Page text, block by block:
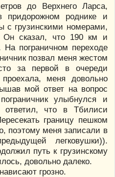
до Верхнего Ларса,
придорожном роднике и
с грузинскими номерами,
сказал, что 190 км и
На пограничном переходе
позвал меня жестом
за первой в очереди
меня довольно
мой ответ на вопрос
улыбнулся и
ответил, что в Тбилиси
границу пешком
поэтому меня записали в
легковушки)).
путь к грузинскому
довольно далеко.
грозно.